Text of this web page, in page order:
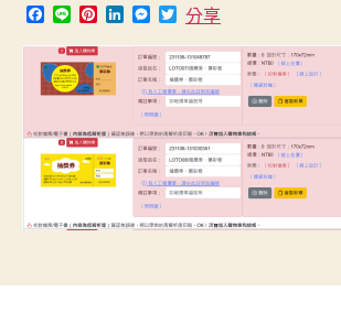
F
a
c
e
b
o
k
L
n
e
P
n
t
e
r
s
t
L
n
n
M
e
s
s
e
n
g
e
r
T
w
i
t
t
e
分享